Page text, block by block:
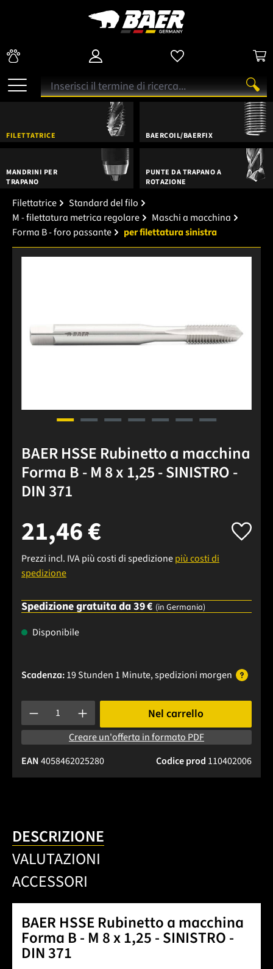
FILETTATRICE BAERCOIL/BAERFIX
MANDRINI PER
TRAPANO
PUNTE DA TRAPANO A
ROTAZIONE
Filettatrice
Standard del filo
M - filettatura metrica regolare
Maschi a macchina
Forma B - foro passante
per filettatura sinistra
BAER HSSE Rubinetto a macchina
Forma B - M 8 x 1,25 - SINISTRO -
DIN 371
21,46 €
Prezzi incl. IVA più costi di spedizionepiù costi di
spedizione
Spedizione gratuita da 39 € (in Germania)
Disponibile
Scadenza:19 Stunden 0 Minuten, spedizionimorgen
Quantità del prodotto: inserisci la quantità desiderata o
Nel carrello
Codice prod110402006
EAN4058462025280
DESCRIZIONE
VALUTAZIONI
ACCESSORI
BAER HSSE Rubinetto a macchina
Forma B - M 8 x 1,25 - SINISTRO -